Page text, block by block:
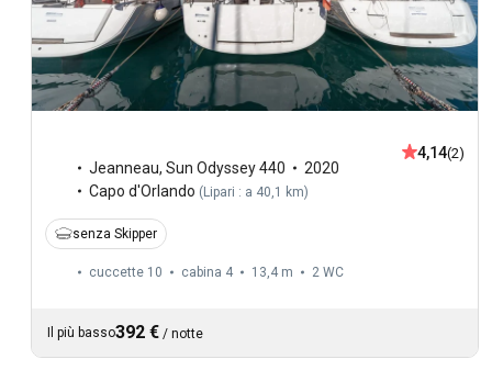
Jeanneau, Sun Odyssey 440
2020
Capo d'Orlando (Lipari : a 40,1 km)
4,14(2)
senza Skipper
cuccette 10 cabina 4 13,4 m 2 WC
Il più basso392 € / notte